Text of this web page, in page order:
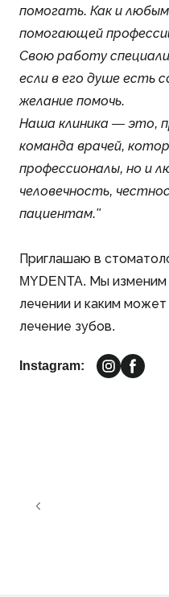
помогать. Как и
помогающей
Свою работу
если в его душе есть
желание помочь.
Наша клиника — это,
команда врачей,
профессионалы, но и
человечность,
пациентам."
Приглашаю в
MYDENTA. Мы
лечении и каким
лечение зубов.
Instagram: